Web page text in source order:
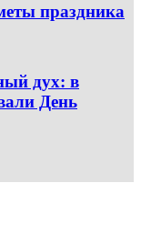
праздника
дух: в
День